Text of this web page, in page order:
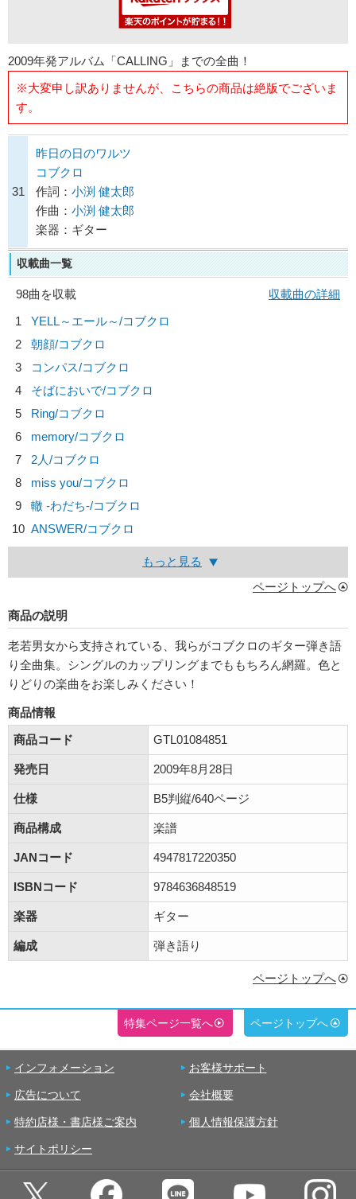
2009年発アルバム「CALLING」までの全曲！
※大変申し訳ありませんが、こちらの商品は絶版でございま
す。
31
昨日の日のワルツ
コブクロ
作詞： 小渕 健太郎
作曲： 小渕 健太郎
楽器：ギター
収載曲一覧
98曲を収載
収載曲の詳細
1
YELL～エール～/コブクロ
2
朝顔/コブクロ
3
コンパス/コブクロ
4
そばにおいで/コブクロ
5
Ring/コブクロ
6
memory/コブクロ
7
2人/コブクロ
8
miss you/コブクロ
9
轍 ‐わだち‐/コブクロ
10 ANSWER/コブクロ
もっと見る
ページトップへ
商品の説明
老若男女から支持されている、我らがコブクロのギター弾き語
り全曲集。シングルのカップリングまでももちろん網羅。色と
りどりの楽曲をお楽しみください！
商品情報
商品コード
GTL01084851
発売日 2009年8月28日
仕様 B5判縦/640ページ
商品構成 楽譜
JANコード 4947817220350
ISBNコード 9784636848519
楽器 ギター
編成 弾き語り
ページトップへ
特集ページ一覧へ ページトップへ
インフォメーション お客様サポート
広告について 会社概要
特約店様・書店様ご案内 個人情報保護方針
サイトポリシー